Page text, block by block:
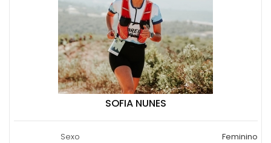
SOFIA NUNES
Sexo
Feminino